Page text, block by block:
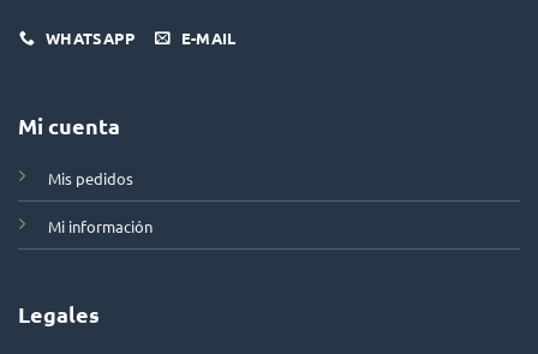
WHATSAPP E-MAIL
Mi cuenta
Mis pedidos
Mi información
Legales